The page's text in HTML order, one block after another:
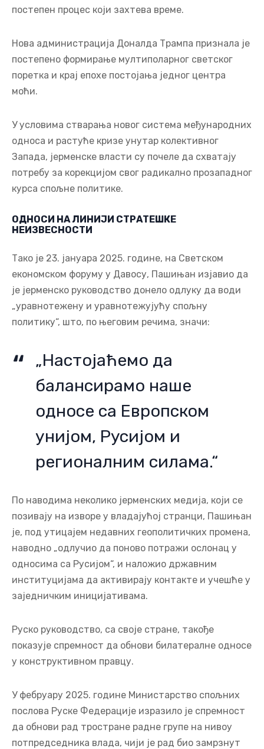
постепен процес који захтева време.
Нова администрација Доналда Трампа признала је
постепено формирање мултиполарног светског
поретка и крај епохе постојања једног центра
моћи.
У условима стварања новог система међународних
односа и растуће кризе унутар колективног
Запада, јерменске власти су почеле да схватају
потребу за корекцијом свог радикално прозападног
курса спољне политике.
ОДНОСИ НА ЛИНИЈИ СТРАТЕШКЕ
НЕИЗВЕСНОСТИ
Тако је 23. јануара 2025. године, на Светском
економском форуму у Давосу, Пашињан изјавио да
је јерменско руководство донело одлуку да води
„уравнотежену и уравнотежујућу спољну
политику“, што, по његовим речима, значи:
„Настојаћемо да
балансирамо наше
односе са Европском
унијом, Русијом и
регионалним силама.“
По наводима неколико јерменских медија, који се
позивају на изворе у владајућој странци, Пашињан
је, под утицајем недавних геополитичких промена,
наводно „одлучио да поново потражи ослонац у
односима са Русијом“, и наложио државним
институцијама да активирају контакте и учешће у
заједничким иницијативама.
Руско руководство, са своје стране, такође
показује спремност да обнови билатералне односе
у конструктивном правцу.
У фебруару 2025. године Министарство спољних
послова Руске Федерације изразило је спремност
да обнови рад тростране радне групе на нивоу
потпредседника влада, чији је рад био замрзнут